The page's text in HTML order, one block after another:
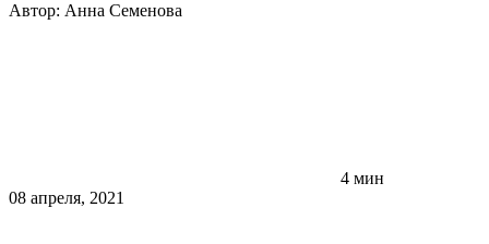
Автор: Анна Семенова
4 мин
08 апреля, 2021